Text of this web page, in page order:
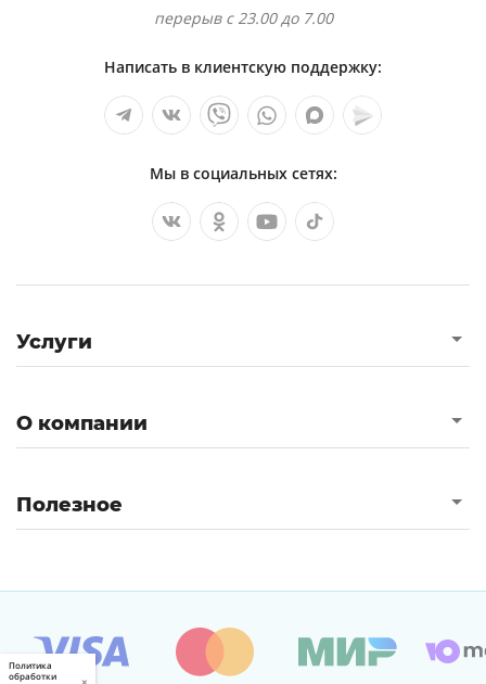
перерыв с 23.00 до 7.00
Написать в клиентскую поддержку:
Мы в социальных сетях:
Услуги
О компании
Полезное
Политика
обработки